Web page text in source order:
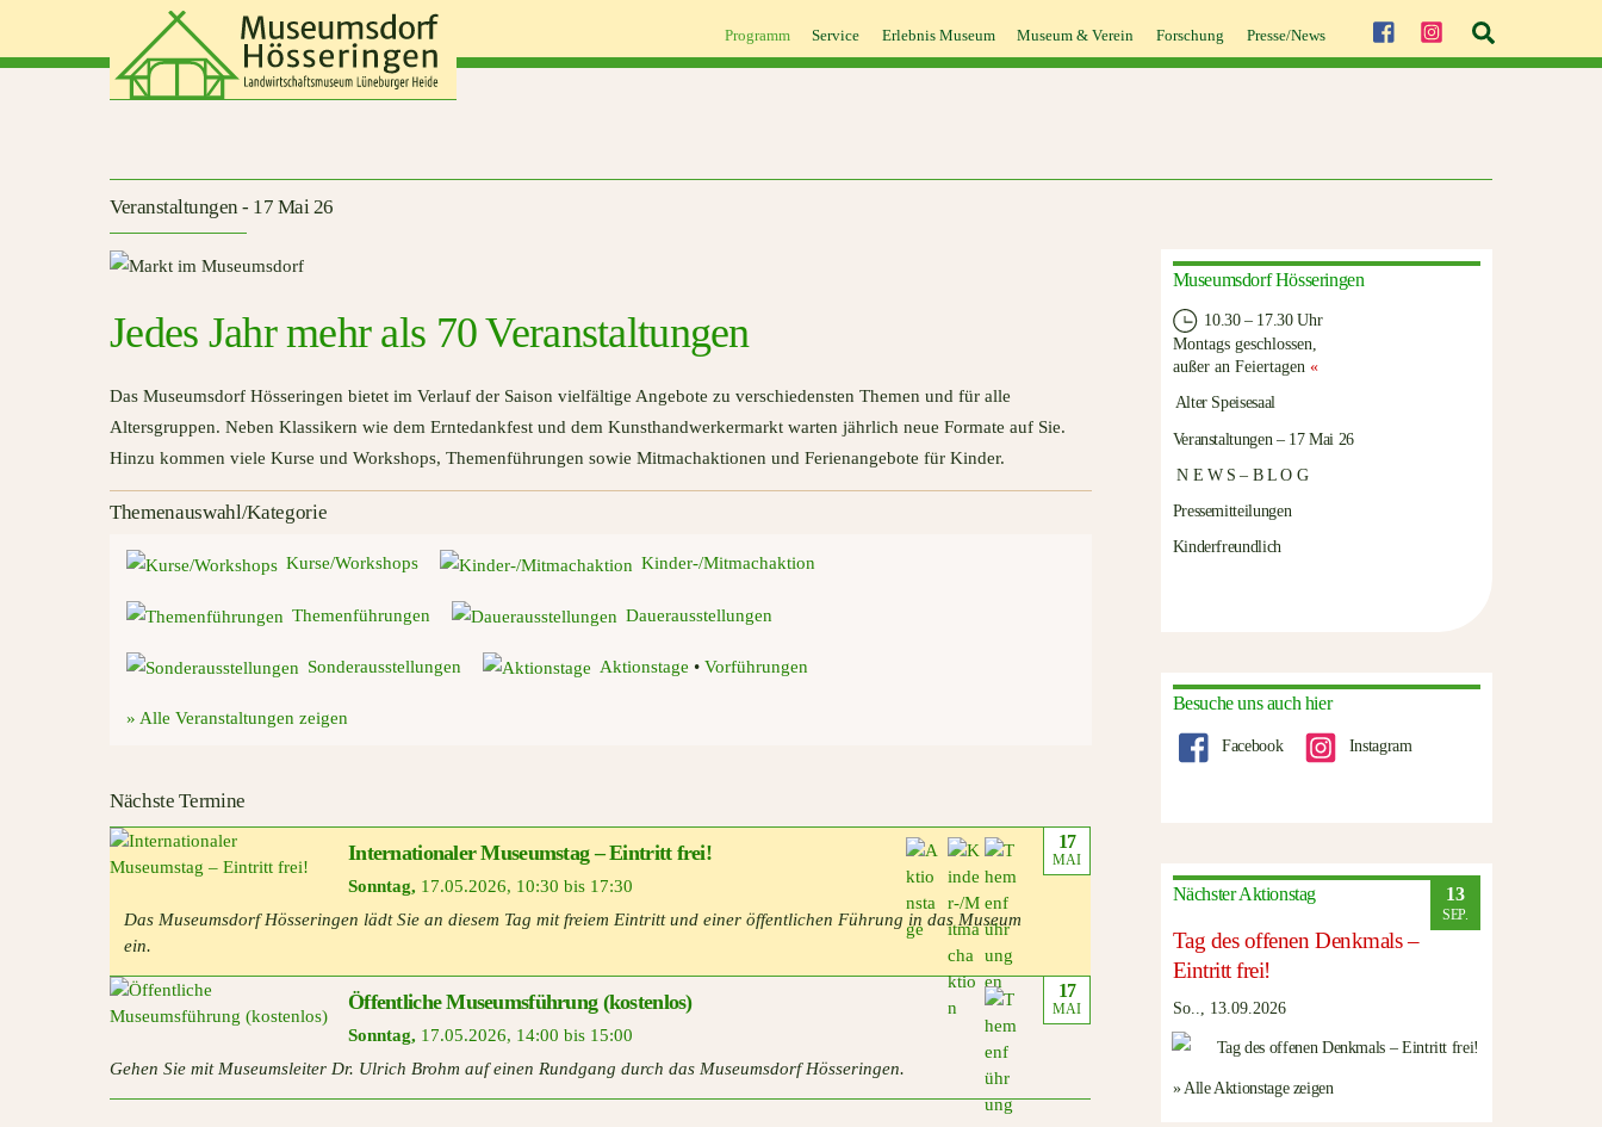
Programm Service Erlebnis Museum Museum & Verein Forschung Presse/News
Veranstaltungen - 17 Mai 26
Jedes Jahr mehr als 70 Veranstaltungen
Das Museumsdorf Hösseringen bietet im Verlauf der Saison vielfältige Angebote zu verschiedensten Themen und für alle
Altersgruppen. Neben Klassikern wie dem Erntedankfest und dem Kunsthandwerkermarkt warten jährlich neue Formate auf Sie.
Hinzu kommen viele Kurse und Workshops, Themenführungen sowie Mitmachaktionen und Ferienangebote für Kinder.
Themenauswahl/Kategorie
Kurse/Workshops Kinder-/Mitmachaktion
Themenführungen Dauerausstellungen
Sonderausstellungen Aktionstage • Vorführungen
» Alle Veranstaltungen zeigen
Nächste Termine
Internationaler Museumstag – Eintritt frei!
Sonntag, 17.05.2026, 10:30 bis 17:30
Das Museumsdorf Hösseringen lädt Sie an diesem Tag mit freiem Eintritt und einer öffentlichen Führung in das Museum
ein.
17
MAI
Öffentliche Museumsführung (kostenlos)
Sonntag, 17.05.2026, 14:00 bis 15:00
Gehen Sie mit Museumsleiter Dr. Ulrich Brohm auf einen Rundgang durch das Museumsdorf Hösseringen.
17
MAI
Museumsdorf Hösseringen
10.30 – 17.30 Uhr
Montags geschlossen,
außer an Feiertagen «
Alter Speisesaal
Veranstaltungen – 17 Mai 26
N E W S – B L O G
Pressemitteilungen
Kinderfreundlich
Besuche uns auch hier
Facebook Instagram
Nächster Aktionstag 13
SEP.
Tag des offenen Denkmals –
Eintritt frei!
So.., 13.09.2026
» Alle Aktionstage zeigen